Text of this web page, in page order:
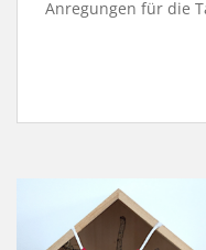
Anregungen für die